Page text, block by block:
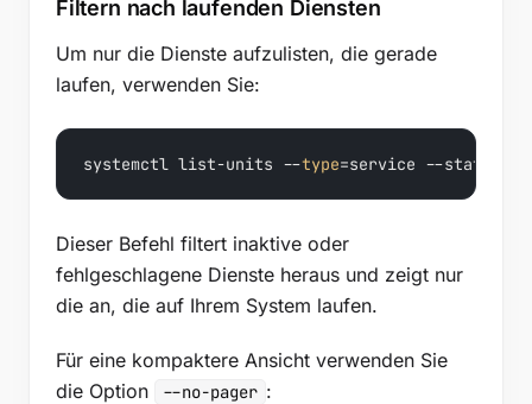
Filtern nach laufenden Diensten
Um nur die Dienste aufzulisten, die gerade
laufen, verwenden Sie:
systemctl list-units --type=service --
Dieser Befehl filtert inaktive oder
fehlgeschlagene Dienste heraus und zeigt nur
die an, die auf Ihrem System laufen.
Für eine kompaktere Ansicht verwenden Sie
die Option
--no-pager :